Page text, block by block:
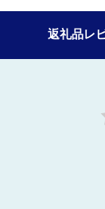
返礼品レ